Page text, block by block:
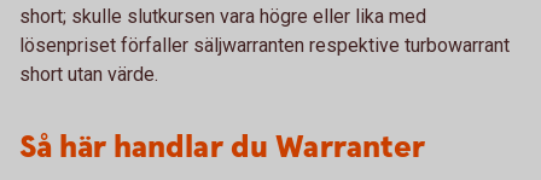
short; skulle slutkursen vara högre eller lika med
lösenpriset förfaller säljwarranten respektive turbowarrant
short utan värde.
Så här handlar du Warranter